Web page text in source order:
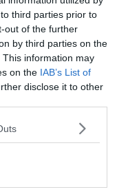
third parties prior to
out of the further
by third parties on the
This information may
on the IAB’s List of
disclose it to other
őket, illetve
az